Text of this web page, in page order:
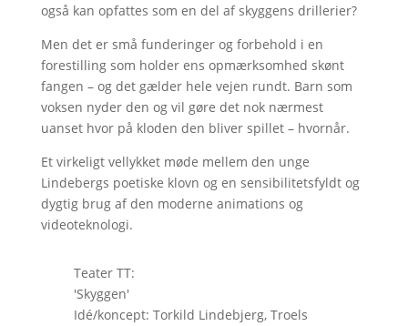
også kan opfattes som en del af skyggens drillerier?
Men det er små funderinger og forbehold i en
forestilling som holder ens opmærksomhed skønt
fangen – og det gælder hele vejen rundt. Barn som
voksen nyder den og vil gøre det nok nærmest
uanset hvor på kloden den bliver spillet – hvornår.
Et virkeligt vellykket møde mellem den unge
Lindebergs poetiske klovn og en sensibilitetsfyldt og
dygtig brug af den moderne animations og
videoteknologi.
Teater TT:
'Skyggen'
Idé/koncept: Torkild Lindebjerg, Troels